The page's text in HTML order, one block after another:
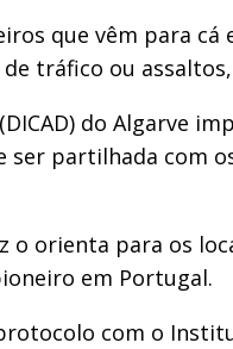
que vêm para cá
tráfico ou
do Algarve
partilhada com
o orienta para os
em Portugal.
com o